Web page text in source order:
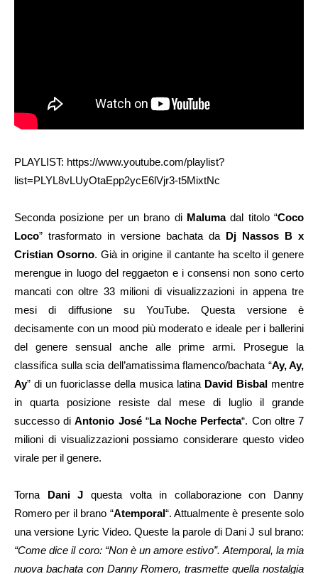
PLAYLIST: https://www.youtube.com/playlist?
list=PLYL8vLUyOtaEpp2ycE6lVjr3-t5MixtNc
Seconda posizione per un brano di Malumadal titolo “Coco
Loco” trasformato in versione bachata da Dj Nassos B x
Cristian Osorno. Già in origine il cantante ha scelto il genere
merengue in luogo del reggaeton e i consensi non sono certo
mancati con oltre 33 milioni di visualizzazioni in appena tre
mesi di diffusione su YouTube. Questa versione è
decisamente con un mood più moderato e ideale per i ballerini
del genere sensual anche alle prime armi. Prosegue la
classifica sulla scia dell’amatissima flamenco/bachata “Ay, Ay,
Ay” di un fuoriclasse della musica latina David Bisbal mentre
in quarta posizione resiste dal mese di luglio il grande
successo diAntonio José“La Noche Perfecta“. Con oltre 7
milioni di visualizzazioni possiamo considerare questo video
virale per il genere.
Torna Dani J questa volta in collaborazione con Danny
Romero per il brano “Atemporal“. Attualmente è presente solo
una versione Lyric Video. Queste la parole di Dani J sul brano:
“Come dice il coro: “Non è un amore estivo”. Atemporal, la mia
nuova bachata con Danny Romero, trasmette quella nostalgia